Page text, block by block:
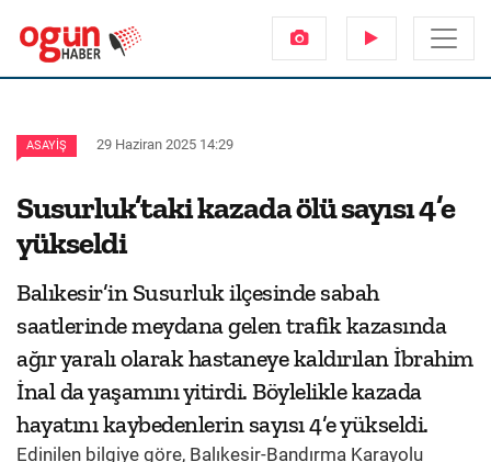
ASAYIŞ 29 Haziran 2025 14:29
Susurluk’taki kazada ölü sayısı 4’e
yükseldi
Balıkesir’in Susurluk ilçesinde sabah
saatlerinde meydana gelen trafik kazasında
ağır yaralı olarak hastaneye kaldırılan İbrahim
İnal da yaşamını yitirdi. Böylelikle kazada
hayatını kaybedenlerin sayısı 4’e yükseldi.
Edinilen bilgiye göre, Balıkesir-Bandırma Karayolu